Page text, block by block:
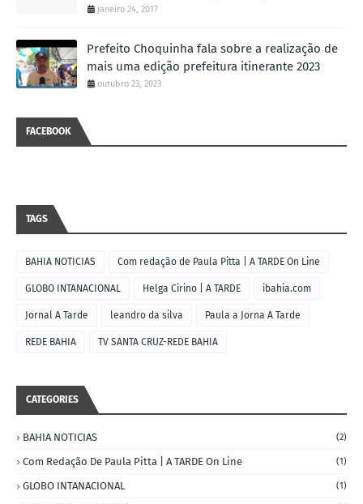
janeiro 24, 2017
Prefeito Choquinha fala sobre a realização de
mais uma edição prefeitura itinerante 2023
outubro 23, 2023
FACEBOOK
TAGS
BAHIA NOTICIAS Com redação de Paula Pitta | A TARDE On Line
GLOBO INTANACIONAL Helga Cirino | A TARDE ibahia.com
Jornal A Tarde leandro da silva Paula a Jorna A Tarde
REDE BAHIA TV SANTA CRUZ-REDE BAHIA
CATEGORIES
BAHIA NOTICIAS (2)
Com Redação De Paula Pitta | A TARDE On Line (1)
GLOBO INTANACIONAL (1)